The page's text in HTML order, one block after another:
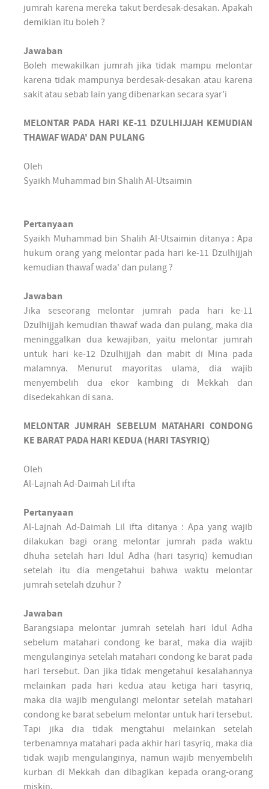
jumrah karena mereka takut berdesak-desakan. Apakah
demikian itu boleh ?
Jawaban
Boleh mewakilkan jumrah jika tidak mampu melontar
karena tidak mampunya berdesak-desakan atau karena
sakit atau sebab lain yang dibenarkan secara syar'i
MELONTAR PADA HARI KE-11 DZULHIJJAH KEMUDIAN
THAWAF WADA' DAN PULANG
Oleh
Syaikh Muhammad bin Shalih Al-Utsaimin
Pertanyaan
Syaikh Muhammad bin Shalih Al-Utsaimin ditanya : Apa
hukum orang yang melontar pada hari ke-11 Dzulhijjah
kemudian thawaf wada' dan pulang ?
Jawaban
Jika seseorang melontar jumrah pada hari ke-11
Dzulhijjah kemudian thawaf wada dan pulang, maka dia
meninggalkan dua kewajiban, yaitu melontar jumrah
untuk hari ke-12 Dzulhijjah dan mabit di Mina pada
malamnya. Menurut mayoritas ulama, dia wajib
menyembelih dua ekor kambing di Mekkah dan
disedekahkan di sana.
MELONTAR JUMRAH SEBELUM MATAHARI CONDONG
KE BARAT PADA HARI KEDUA (HARI TASYRIQ)
Oleh
Al-Lajnah Ad-Daimah Lil ifta
Pertanyaan
Al-Lajnah Ad-Daimah Lil ifta ditanya : Apa yang wajib
dilakukan bagi orang melontar jumrah pada waktu
dhuha setelah hari Idul Adha (hari tasyriq) kemudian
setelah itu dia mengetahui bahwa waktu melontar
jumrah setelah dzuhur ?
Jawaban
Barangsiapa melontar jumrah setelah hari Idul Adha
sebelum matahari condong ke barat, maka dia wajib
mengulanginya setelah matahari condong ke barat pada
hari tersebut. Dan jika tidak mengetahui kesalahannya
melainkan pada hari kedua atau ketiga hari tasyriq,
maka dia wajib mengulangi melontar setelah matahari
condong ke barat sebelum melontar untuk hari tersebut.
Tapi jika dia tidak mengtahui melainkan setelah
terbenamnya matahari pada akhir hari tasyriq, maka dia
tidak wajib mengulanginya, namun wajib menyembelih
kurban di Mekkah dan dibagikan kepada orang-orang
miskin.